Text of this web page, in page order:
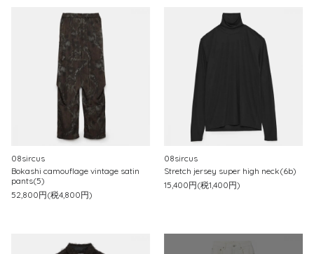
08sircus
Bokashi camouflage vintage satin
pants(5)
52,800円(税4,800円)
08sircus
Stretch jersey super high neck(6b)
15,400円(税1,400円)